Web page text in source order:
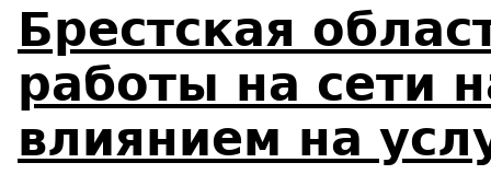
Брестская
работы на сети
влиянием на